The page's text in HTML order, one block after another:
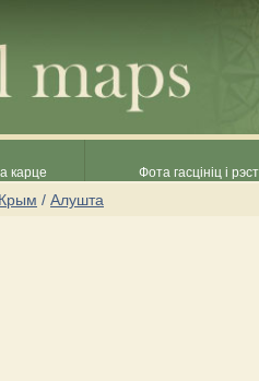
карце Фота гасцініц і
Крым / Алушта